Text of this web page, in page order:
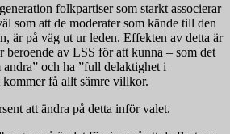
folkpartiser som starkt associerar
som att de moderater som kände till den
är på väg ut ur leden. Effekten av detta är
beroende av LSS för att kunna – som det
och ha ”full delaktighet i
kommer få allt sämre villkor.
att ändra på detta inför valet.